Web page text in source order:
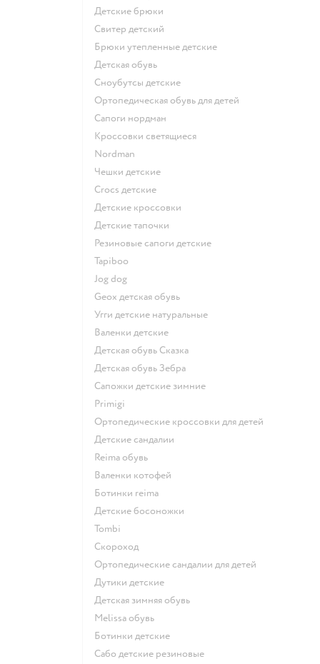
Детские брюки
Свитер детский
Брюки утепленные детские
Детская обувь
Сноубутсы детские
Ортопедическая обувь для детей
Сапоги нордман
Кроссовки светящиеся
Nordman
Чешки детские
Crocs детские
Детские кроссовки
Детские тапочки
Резиновые сапоги детские
Tapiboo
Jog dog
Geox детская обувь
Угги детские натуральные
Валенки детские
Детская обувь Сказка
Детская обувь Зебра
Сапожки детские зимние
Primigi
Ортопедические кроссовки для детей
Детские сандалии
Reima обувь
Валенки котофей
Ботинки reima
Детские босоножки
Tombi
Скороход
Ортопедические сандалии для детей
Дутики детские
Детская зимняя обувь
Melissa обувь
Ботинки детские
Сабо детские резиновые